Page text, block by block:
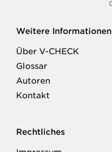
Weitere Informationen
Über V-CHECK
Glossar
Autoren
Kontakt
Rechtliches